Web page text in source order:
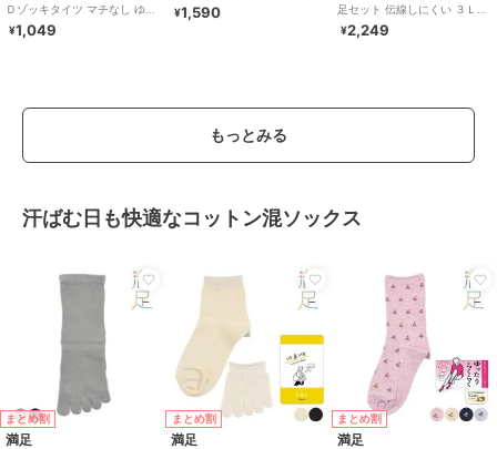
Ｄゾッキタイツ マチなし ゆっ
たり のびのび ブラック ベージ
¥1,049
¥1,590
足セット 伝線しにくい ３Ｌ－
４Ｌ 両面マチ付き ゆったり ず
¥2,249
もっとみる
汗ばむ日も快適なコットン混ソックス
まとめ割
満足
まとめ割
満足
まとめ割
満足